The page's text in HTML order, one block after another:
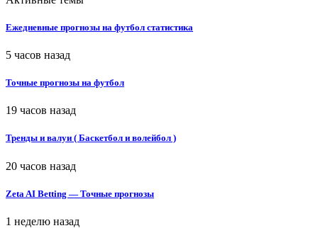
Ежедневные прогнозы на футбол статистика
5 часов назад
Точные прогнозы на футбол
19 часов назад
Тренды и валуи ( Баскетбол и волейбол )
20 часов назад
Zeta AI Betting — Точные прогнозы
1 неделю назад